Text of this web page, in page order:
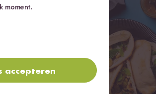
moment.
accepteren